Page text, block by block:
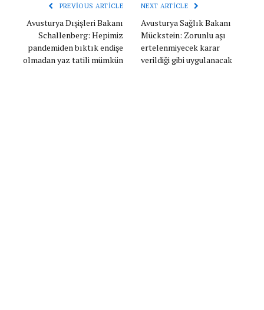
PREVIOUS ARTICLE
Avusturya Dışişleri Bakanı
Schallenberg: Hepimiz
pandemiden bıktık endişe
olmadan yaz tatili mümkün
NEXT ARTICLE
Avusturya Sağlık Bakanı
Mückstein: Zorunlu aşı
ertelenmiyecek karar
verildiği gibi uygulanacak